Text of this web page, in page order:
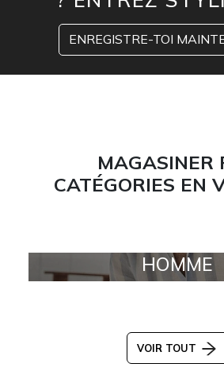
ENREGISTRE-TOI
MAGASINER
CATÉGORIES EN
HOMME
VOIR TOUT